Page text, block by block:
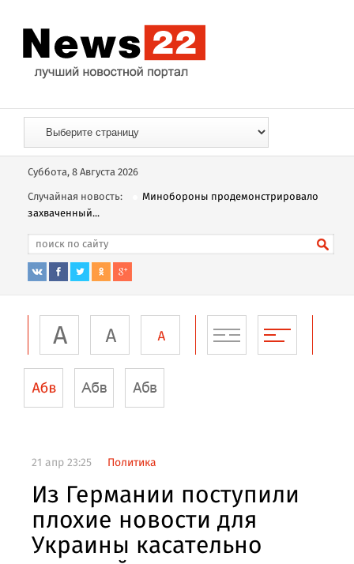
Суббота, 8 Августа 2026
Случайная новость:
Минобороны продемонстрировало
захваченный...
21 апр 23:25 Политика
Из Германии поступили
плохие новости для
Украины касательно